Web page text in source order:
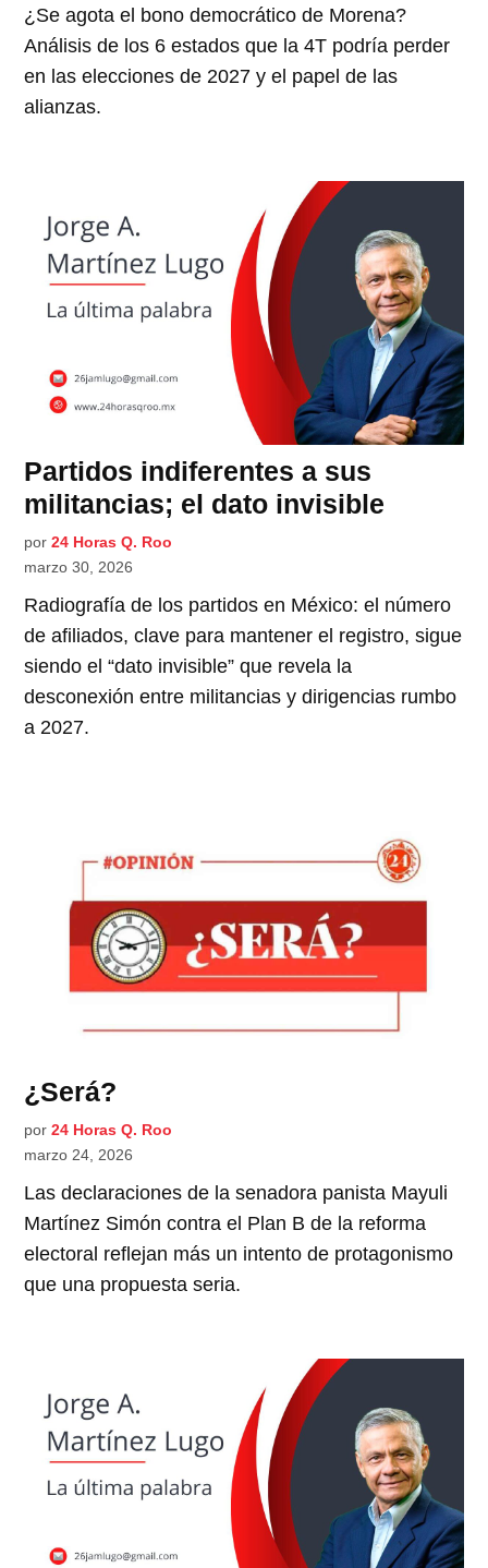
¿Se agota el bono democrático de Morena?
Análisis de los 6 estados que la 4T podría perder
en las elecciones de 2027 y el papel de las
alianzas.
Partidos indiferentes a sus
militancias; el dato invisible
por 24 Horas Q. Roo
marzo 30, 2026
Radiografía de los partidos en México: el número
de afiliados, clave para mantener el registro, sigue
siendo el “dato invisible” que revela la
desconexión entre militancias y dirigencias rumbo
a 2027.
¿Será?
por 24 Horas Q. Roo
marzo 24, 2026
Las declaraciones de la senadora panista Mayuli
Martínez Simón contra el Plan B de la reforma
electoral reflejan más un intento de protagonismo
que una propuesta seria.